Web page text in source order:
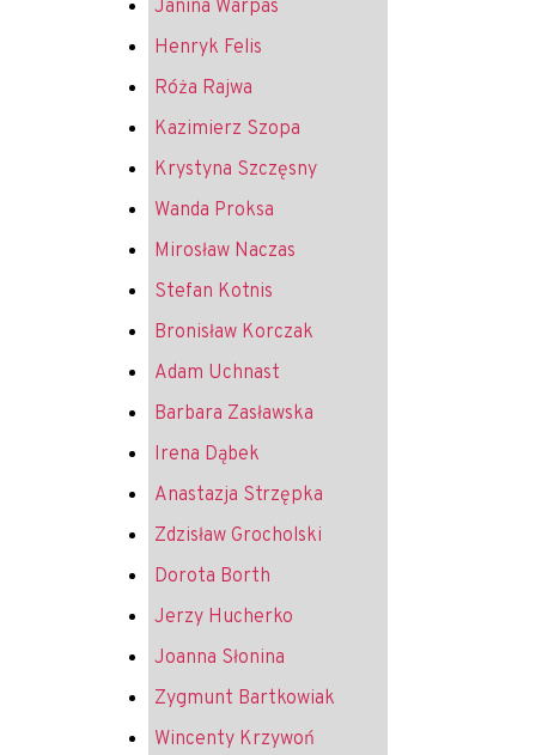
Janina Warpas
Henryk Felis
Róża Rajwa
Kazimierz Szopa
Krystyna Szczęsny
Wanda Proksa
Mirosław Naczas
Stefan Kotnis
Bronisław Korczak
Adam Uchnast
Barbara Zasławska
Irena Dąbek
Anastazja Strzępka
Zdzisław Grocholski
Dorota Borth
Jerzy Hucherko
Joanna Słonina
Zygmunt Bartkowiak
Wincenty Krzywoń